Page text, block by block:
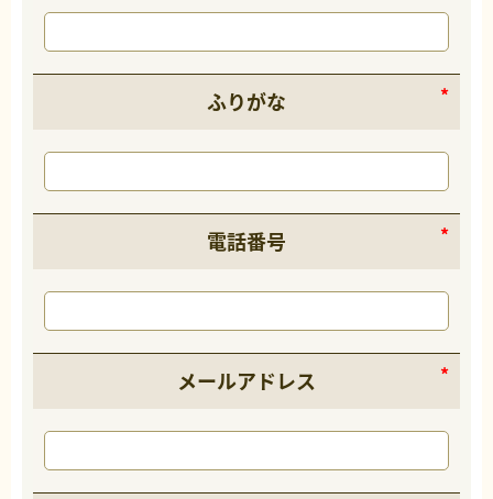
ふりがな
電話番号
メールアドレス